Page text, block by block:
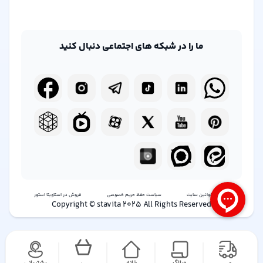
ما را در شبکه های اجتماعی دنبال کنید
شرایط و قوانین سایت سیاست حفظ حریم خصوصی فروش در استاویتا استور
Copyright © stavita 2025 All Rights Reserved